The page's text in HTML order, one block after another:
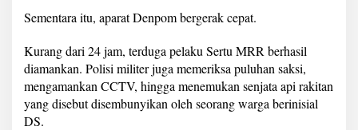
Sementara itu, aparat Denpom bergerak cepat.
Kurang dari 24 jam, terduga pelaku Sertu MRR berhasil
diamankan. Polisi militer juga memeriksa puluhan saksi,
mengamankan CCTV, hingga menemukan senjata api rakitan
yang disebut disembunyikan oleh seorang warga berinisial
DS.